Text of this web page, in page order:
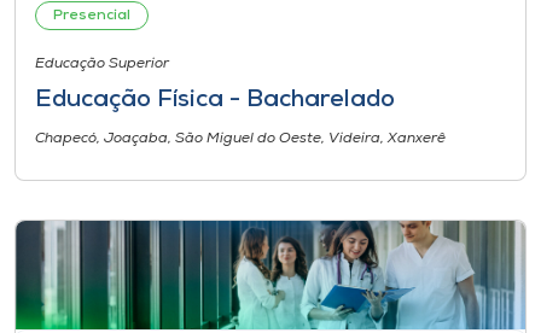
Presencial
Educação Superior
Educação Física - Bacharelado
Chapecó, Joaçaba, São Miguel do Oeste, Videira, Xanxerê